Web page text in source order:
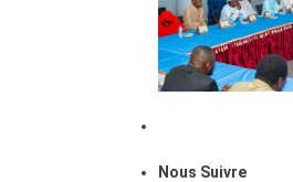
Nous Suivre